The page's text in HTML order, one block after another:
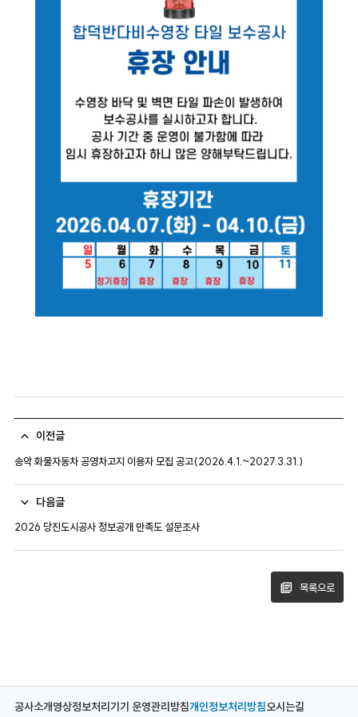
이전글
송악 화물자동차 공영차고지 이용자 모집 공고(2026.4.1.~2027.3.31.)
다음글
2026 당진도시공사 정보공개 만족도 설문조사
목록으로
공사소개영상정보처리기기 운영관리방침개인정보처리방침오시는길